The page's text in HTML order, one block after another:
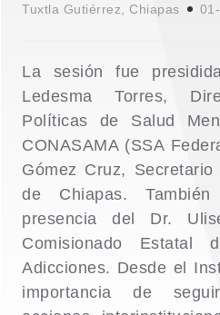
Tuxtla Gutiérrez, Chiapas
La sesión fue
Ledesma Torres,
Políticas de Salud
CONASAMA (SSA
Gómez Cruz,
de Chiapas.
presencia del Dr.
Comisionado
Adicciones. Desde el
importancia de